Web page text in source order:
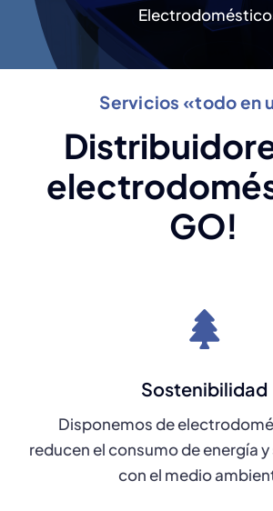
Servicios «todo en
GO!
Sostenibilidad
Disponemos de
reducen el consumo de energía
con el medio